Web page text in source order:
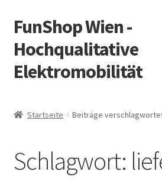
Zur
Navigation
springen
Zum
Inhalt
springen
FunShop Wien -
Hochqualitative
Elektromobilität
Vorsicht Internetbetrug
Startseite Beiträge
Schlagwort: